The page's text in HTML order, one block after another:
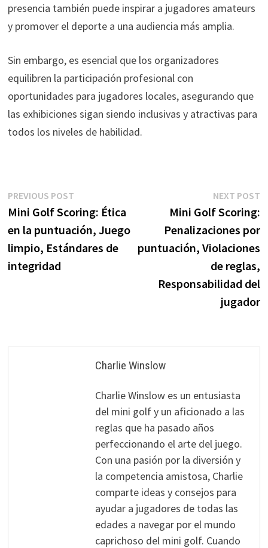
presencia también puede inspirar a jugadores amateurs
y promover el deporte a una audiencia más amplia.
Sin embargo, es esencial que los organizadores
equilibren la participación profesional con
oportunidades para jugadores locales, asegurando que
las exhibiciones sigan siendo inclusivas y atractivas para
todos los niveles de habilidad.
Post
navigation
PREVIOUS POSTPrevious
post:
Mini Golf Scoring: Ética
en la puntuación, Juego
limpio, Estándares de
integridad
NEXT POST
Mini Golf Scoring:
Penalizaciones por
puntuación, Violaciones
de reglas,
Responsabilidad del
jugador
Charlie Winslow
Charlie Winslow es un entusiasta
del mini golf y un aficionado a las
reglas que ha pasado años
perfeccionando el arte del juego.
Con una pasión por la diversión y
la competencia amistosa, Charlie
comparte ideas y consejos para
ayudar a jugadores de todas las
edades a navegar por el mundo
caprichoso del mini golf. Cuando